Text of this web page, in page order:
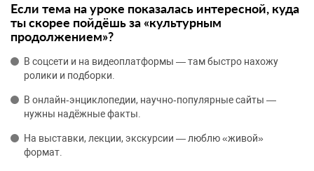
Если тема на уроке показалась интересной, куда
ты скорее пойдёшь за «культурным
продолжением»?
В соцсети и на видеоплатформы — там быстро нахожу
ролики и подборки.
В онлайн‑энциклопедии, научно‑популярные сайты —
нужны надёжные факты.
На выставки, лекции, экскурсии — люблю «живой»
формат.